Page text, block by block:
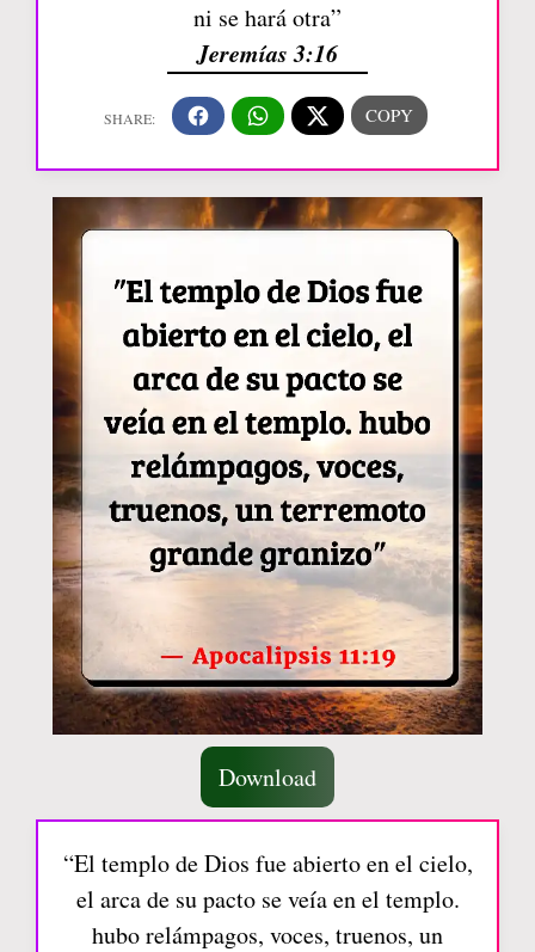
ni se hará otra”
Jeremías 3:16
Download
“El templo de Dios fue abierto en el cielo,
el arca de su pacto se veía en el templo.
hubo relámpagos, voces, truenos, un